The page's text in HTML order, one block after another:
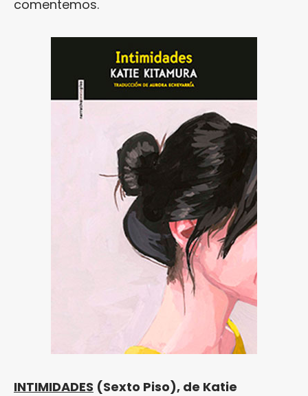
comentemos.
INTIMIDADES (Sexto Piso), de Katie